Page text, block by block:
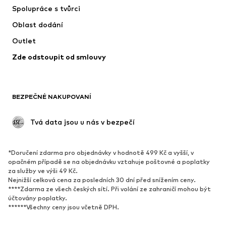
Bundy
Spodní prádlo
Kabáty
Plavky
Příležitosti
Upcyklace
Nové
Oblíbené
Tenisky
Lodičky & boty na podpatku
Kozačky
Sandály
Spolupráce s tvůrci
Oblast dodání
Outlet
Zde odstoupit od smlouvy
BEZPEČNÉ NAKUPOVANÍ
Tvá data jsou u nás v bezpečí
*Doručení zdarma pro objednávky v hodnotě 499 Kč a vyšší, v
opačném případě se na objednávku vztahuje poštovné a poplatky
za služby ve výši 49 Kč.
Nejnižší celková cena za posledních 30 dní před snížením ceny.
****Zdarma ze všech českých sítí. Při volání ze zahraničí mohou být
účtovány poplatky.
******Všechny ceny jsou včetně DPH.